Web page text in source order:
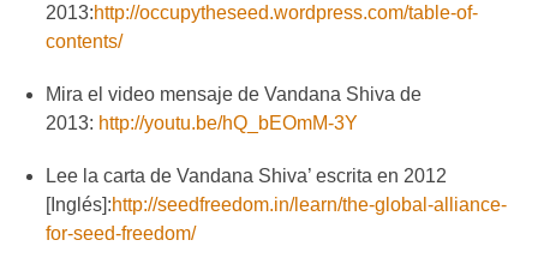
2013:http://occupytheseed.wordpress.com/table-of-
contents/
Mira el video mensaje de Vandana Shiva de
2013: http://youtu.be/hQ_bEOmM-3Y
Lee la carta de Vandana Shiva’ escrita en 2012
[Inglés]:http://seedfreedom.in/learn/the-global-alliance-
for-seed-freedom/